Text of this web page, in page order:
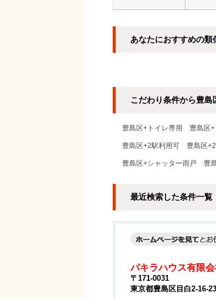
あなたにおすすめの類
こだわり条件から豊島
豊島区+トイレ専用 豊島区+
豊島区+2駅利用可 豊島区
豊島区+シャッター雨戸 豊
最近検索した条件一覧
パキラハウス有限
〒171-0031
東京都豊島区目白2-16-